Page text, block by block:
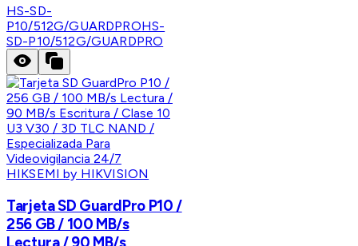
HS-SD-
P10/512G/GUARDPROHS-
SD-P10/512G/GUARDPRO
HIKSEMI by HIKVISION
Tarjeta SD GuardPro P10 /
256 GB / 100 MB/s
Lectura / 90 MB/s